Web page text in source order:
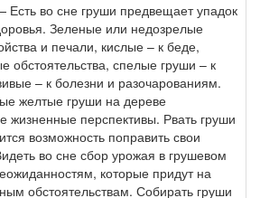
Есть во сне груши предвещает упадок
Зеленые или недозрелые
и печали, кислые – к беде,
обстоятельства, спелые груши – к
– к болезни и разочарованиям.
желтые груши на дереве
жизненные перспективы. Рвать груши
возможность поправить свои
во сне сбор урожая в грушевом
которые придут на
обстоятельствам. Собирать груши